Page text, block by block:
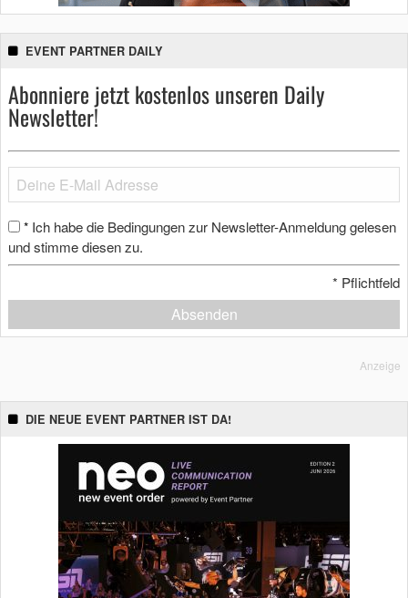
EVENT PARTNER DAILY
Abonniere jetzt kostenlos unseren Daily
Newsletter!
* Ich habe die Bedingungen zur Newsletter-Anmeldung gelesen
und stimme diesen zu.
* Pflichtfeld
Absenden
Anzeige
DIE NEUE EVENT PARTNER IST DA!